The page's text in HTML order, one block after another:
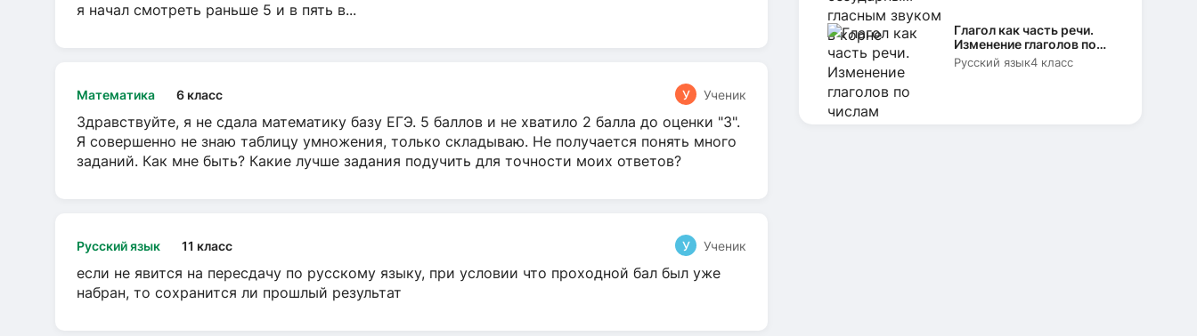
Глагол как часть речи.
Изменение глаголов по
числам
Русский язык4 класс
я начал смотреть раньше 5 и в пять в...
Математика 6 класс У Ученик
Здравствуйте, я не сдала математику базу ЕГЭ. 5 баллов и не хватило 2 балла до оценки "3".
Я совершенно не знаю таблицу умножения, только складываю. Не получается понять много
заданий. Как мне быть? Какие лучше задания подучить для точности моих ответов?
Русский язык 11 класс У Ученик
если не явится на пересдачу по русскому языку, при условии что проходной бал был уже
набран, то сохранится ли прошлый результат